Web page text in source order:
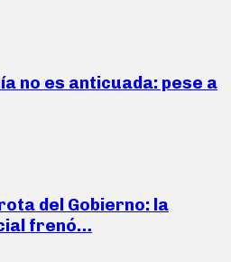
no es anticuada: pese a
del Gobierno: la
frenó…